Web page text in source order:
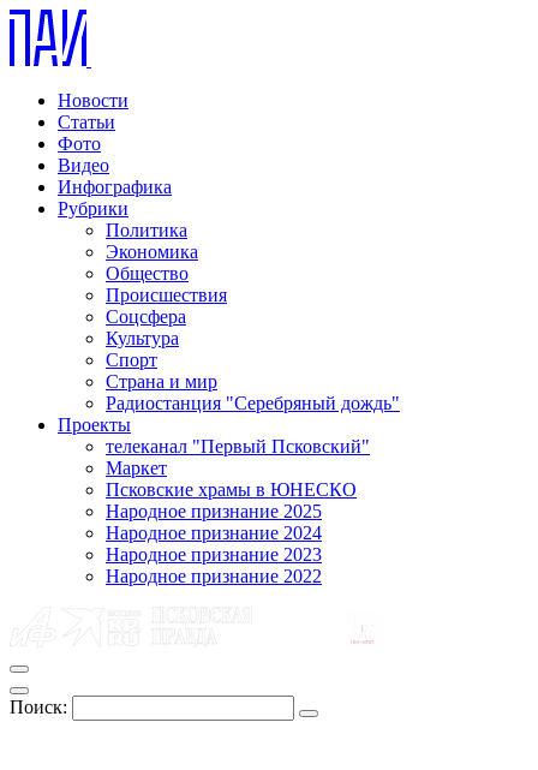
Новости
Статьи
Фото
Видео
Инфографика
Рубрики
Политика
Экономика
Общество
Происшествия
Соцсфера
Культура
Спорт
Страна и мир
Радиостанция "Серебряный дождь"
Проекты
телеканал "Первый Псковский"
Маркет
Псковские храмы в ЮНЕСКО
Народное признание 2025
Народное признание 2024
Народное признание 2023
Народное признание 2022
Поиск: